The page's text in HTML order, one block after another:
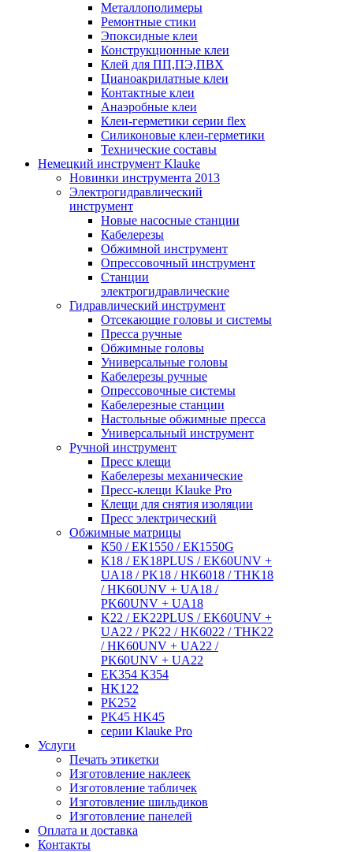
Металлополимеры
Ремонтные стики
Эпоксидные клеи
Конструкционные клеи
Клей для ПП,ПЭ,ПВХ
Цианоакрилатные клеи
Контактные клеи
Анаэробные клеи
Клеи-герметики серии flex
Силиконовые клеи-герметики
Технические составы
Немецкий инструмент Klauke
Новинки инструмента 2013
Электрогидравлический
инструмент
Новые насосные станции
Кабелерезы
Обжимной инструмент
Опрессовочный инструмент
Станции
электрогидравлические
Гидравлический инструмент
Отсекающие головы и системы
Пресса ручные
Обжимные головы
Универсальные головы
Кабелерезы ручные
Опрессовочные системы
Кабелерезные станции
Настольные обжимные пресса
Универсальный инструмент
Ручной инструмент
Пресс клещи
Кабелерезы механические
Пресс-клещи Klauke Pro
Клещи для снятия изоляции
Пресс электрический
Обжимные матрицы
К50 / ЕК1550 / ЕК1550G
K18 / EK18PLUS / EK60UNV +
UA18 / PK18 / HK6018 / THK18
/ HK60UNV + UA18 /
PK60UNV + UA18
K22 / EK22PLUS / EK60UNV +
UA22 / PK22 / HK6022 / THK22
/ HK60UNV + UA22 /
PK60UNV + UA22
EK354 K354
HK122
PK252
PK45 HK45
серии Klauke Pro
Услуги
Печать этикетки
Изготовление наклеек
Изготовление табличек
Изготовление шильдиков
Изготовление панелей
Оплата и доставка
Контакты